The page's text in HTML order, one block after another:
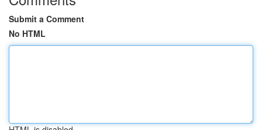
Submit a Comment
No HTML